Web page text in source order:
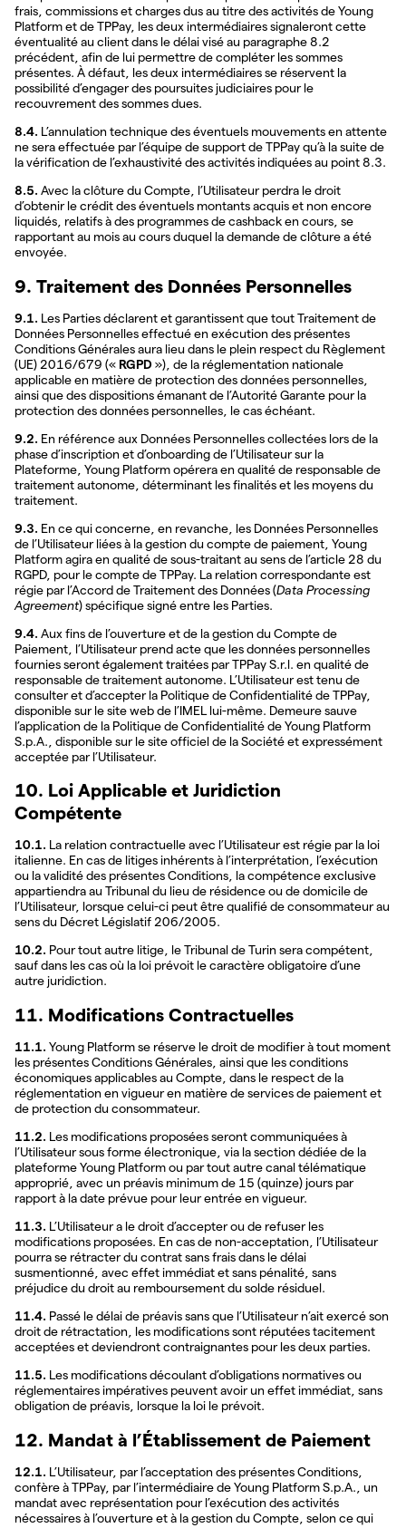
frais, commissions et charges dus au titre des activités de Young
Platform et de TPPay, les deux intermédiaires signaleront cette
éventualité au client dans le délai visé au paragraphe 8.2
précédent, afin de lui permettre de compléter les sommes
présentes. À défaut, les deux intermédiaires se réservent la
possibilité d’engager des poursuites judiciaires pour le
recouvrement des sommes dues.
8.4. L’annulation technique des éventuels mouvements en attente
ne sera effectuée par l’équipe de support de TPPay qu’à la suite de
la vérification de l’exhaustivité des activités indiquées au point 8.3.
8.5. Avec la clôture du Compte, l’Utilisateur perdra le droit
d’obtenir le crédit des éventuels montants acquis et non encore
liquidés, relatifs à des programmes de cashback en cours, se
rapportant au mois au cours duquel la demande de clôture a été
envoyée.
9. Traitement des Données Personnelles
9.1. Les Parties déclarent et garantissent que tout Traitement de
Données Personnelles effectué en exécution des présentes
Conditions Générales aura lieu dans le plein respect du Règlement
(UE) 2016/679 (« RGPD »), de la réglementation nationale
applicable en matière de protection des données personnelles,
ainsi que des dispositions émanant de l’Autorité Garante pour la
protection des données personnelles, le cas échéant.
9.2. En référence aux Données Personnelles collectées lors de la
phase d’inscription et d’onboarding de l’Utilisateur sur la
Plateforme, Young Platform opérera en qualité de responsable de
traitement autonome, déterminant les finalités et les moyens du
traitement.
9.3. En ce qui concerne, en revanche, les Données Personnelles
de l’Utilisateur liées à la gestion du compte de paiement, Young
Platform agira en qualité de sous-traitant au sens de l’article 28 du
RGPD, pour le compte de TPPay. La relation correspondante est
régie par l’Accord de Traitement des Données (Data Processing
Agreement) spécifique signé entre les Parties.
9.4. Aux fins de l’ouverture et de la gestion du Compte de
Paiement, l’Utilisateur prend acte que les données personnelles
fournies seront également traitées par TPPay S.r.l. en qualité de
responsable de traitement autonome. L’Utilisateur est tenu de
consulter et d’accepter la Politique de Confidentialité de TPPay,
disponible sur le site web de l’IMEL lui-même. Demeure sauve
l’application de la Politique de Confidentialité de Young Platform
S.p.A., disponible sur le site officiel de la Société et expressément
acceptée par l’Utilisateur.
10. Loi Applicable et Juridiction
Compétente
10.1. La relation contractuelle avec l’Utilisateur est régie par la loi
italienne. En cas de litiges inhérents à l’interprétation, l’exécution
ou la validité des présentes Conditions, la compétence exclusive
appartiendra au Tribunal du lieu de résidence ou de domicile de
l’Utilisateur, lorsque celui-ci peut être qualifié de consommateur au
sens du Décret Législatif 206/2005.
10.2. Pour tout autre litige, le Tribunal de Turin sera compétent,
sauf dans les cas où la loi prévoit le caractère obligatoire d’une
autre juridiction.
11. Modifications Contractuelles
11.1. Young Platform se réserve le droit de modifier à tout moment
les présentes Conditions Générales, ainsi que les conditions
économiques applicables au Compte, dans le respect de la
réglementation en vigueur en matière de services de paiement et
de protection du consommateur.
11.2. Les modifications proposées seront communiquées à
l’Utilisateur sous forme électronique, via la section dédiée de la
plateforme Young Platform ou par tout autre canal télématique
approprié, avec un préavis minimum de 15 (quinze) jours par
rapport à la date prévue pour leur entrée en vigueur.
11.3. L’Utilisateur a le droit d’accepter ou de refuser les
modifications proposées. En cas de non-acceptation, l’Utilisateur
pourra se rétracter du contrat sans frais dans le délai
susmentionné, avec effet immédiat et sans pénalité, sans
préjudice du droit au remboursement du solde résiduel.
11.4. Passé le délai de préavis sans que l’Utilisateur n’ait exercé son
droit de rétractation, les modifications sont réputées tacitement
acceptées et deviendront contraignantes pour les deux parties.
11.5. Les modifications découlant d’obligations normatives ou
réglementaires impératives peuvent avoir un effet immédiat, sans
obligation de préavis, lorsque la loi le prévoit.
12. Mandat à l’Établissement de Paiement
12.1. L’Utilisateur, par l’acceptation des présentes Conditions,
confère à TPPay, par l’intermédiaire de Young Platform S.p.A., un
mandat avec représentation pour l’exécution des activités
nécessaires à l’ouverture et à la gestion du Compte, selon ce qui